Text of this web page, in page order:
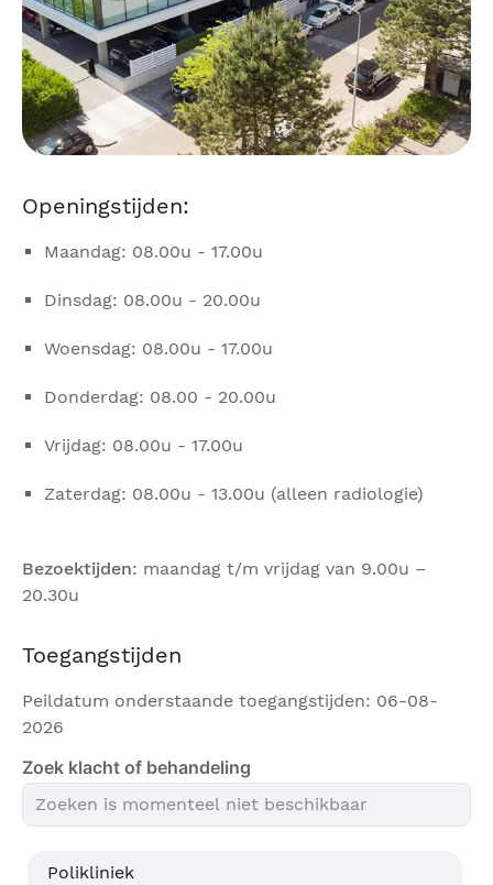
Openingstijden:
Maandag: 08.00u - 17.00u
Dinsdag: 08.00u - 20.00u
Woensdag: 08.00u - 17.00u
Donderdag: 08.00 - 20.00u
Vrijdag: 08.00u - 17.00u
Zaterdag: 08.00u - 13.00u (alleen radiologie)
Bezoektijden: maandag t/m vrijdag van 9.00u –
20.30u
Toegangstijden
Peildatum onderstaande toegangstijden: 06-08-
2026
Zoek klacht of behandeling
Polikliniek